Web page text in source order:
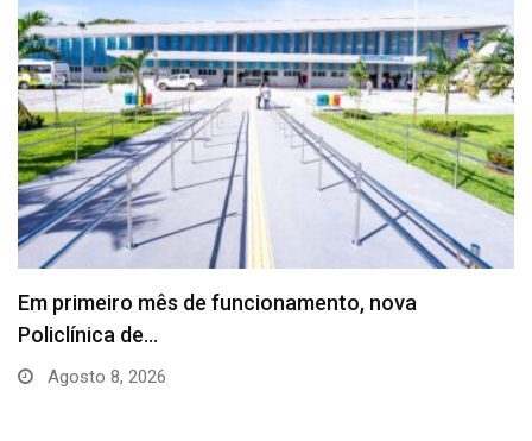
Agosto 7, 2026